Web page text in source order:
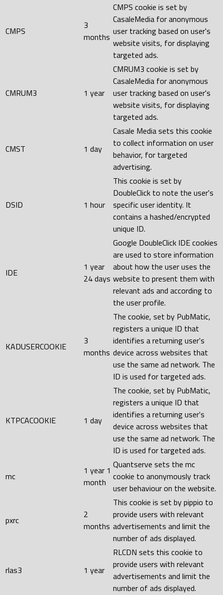
CMPS
3
months
CMPS cookie is set by
CasaleMedia for anonymous
user tracking based on user's
website visits, for displaying
targeted ads.
CMRUM3 1 year
CMRUM3 cookie is set by
CasaleMedia for anonymous
user tracking based on user's
website visits, for displaying
targeted ads.
CMST 1 day
Casale Media sets this cookie
to collect information on user
behavior, for targeted
advertising.
DSID 1 hour
This cookie is set by
DoubleClick to note the user's
specific user identity. It
contains a hashed/encrypted
unique ID.
IDE
1 year
24 days
Google DoubleClick IDE cookies
are used to store information
about how the user uses the
website to present them with
relevant ads and according to
the user profile.
KADUSERCOOKIE
3
months
The cookie, set by PubMatic,
registers a unique ID that
identifies a returning user's
device across websites that
use the same ad network. The
ID is used for targeted ads.
KTPCACOOKIE 1 day
The cookie, set by PubMatic,
registers a unique ID that
identifies a returning user's
device across websites that
use the same ad network. The
ID is used for targeted ads.
mc
1 year 1
month
Quantserve sets the mc
cookie to anonymously track
user behaviour on the website.
pxrc
2
months
This cookie is set by pippio to
provide users with relevant
advertisements and limit the
number of ads displayed.
rlas3 1 year
RLCDN sets this cookie to
provide users with relevant
advertisements and limit the
number of ads displayed.